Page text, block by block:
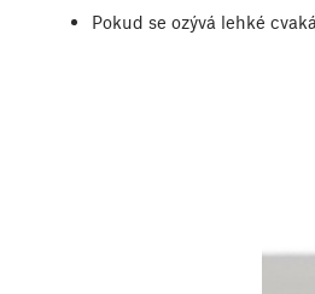
Pokud se ozývá lehké